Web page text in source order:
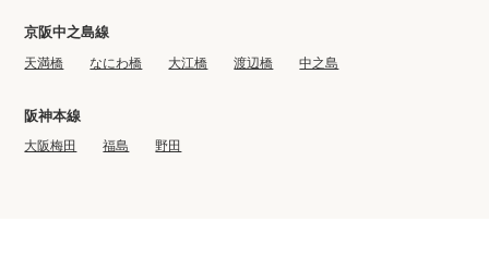
京阪中之島線
天満橋 なにわ橋 大江橋 渡辺橋 中之島
阪神本線
大阪梅田 福島 野田